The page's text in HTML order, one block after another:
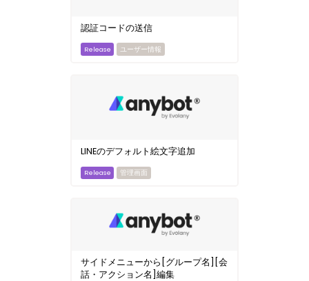
認証コードの送信
ユーザー情報
LINEのデフォルト絵文字追加
管理画面
サイドメニューから[グループ名][会
話・アクション名]編集